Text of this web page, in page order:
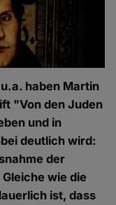
haben Martin
"Von den Juden
und in
deutlich wird:
der
wie die
ist, dass